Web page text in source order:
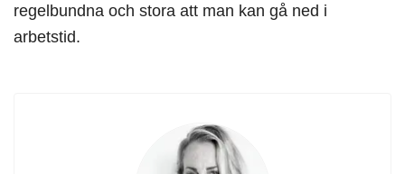
regelbundna och stora att man kan gå ned i
arbetstid.